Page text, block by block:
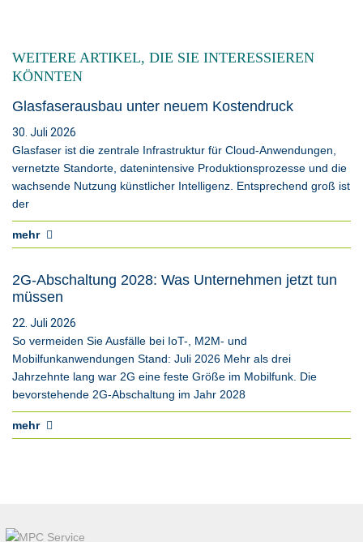
WEITERE ARTIKEL, DIE SIE INTERESSIEREN
KÖNNTEN
Glasfaserausbau unter neuem Kostendruck
30. Juli 2026
Glasfaser ist die zentrale Infrastruktur für Cloud-Anwendungen,
vernetzte Standorte, datenintensive Produktionsprozesse und die
wachsende Nutzung künstlicher Intelligenz. Entsprechend groß ist
der
mehr
2G-Abschaltung 2028: Was Unternehmen jetzt tun
müssen
22. Juli 2026
So vermeiden Sie Ausfälle bei IoT-, M2M- und
Mobilfunkanwendungen Stand: Juli 2026 Mehr als drei
Jahrzehnte lang war 2G eine feste Größe im Mobilfunk. Die
bevorstehende 2G-Abschaltung im Jahr 2028
mehr